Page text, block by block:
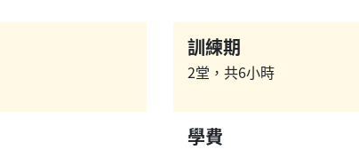
訓練期
2堂，共6小時
學費